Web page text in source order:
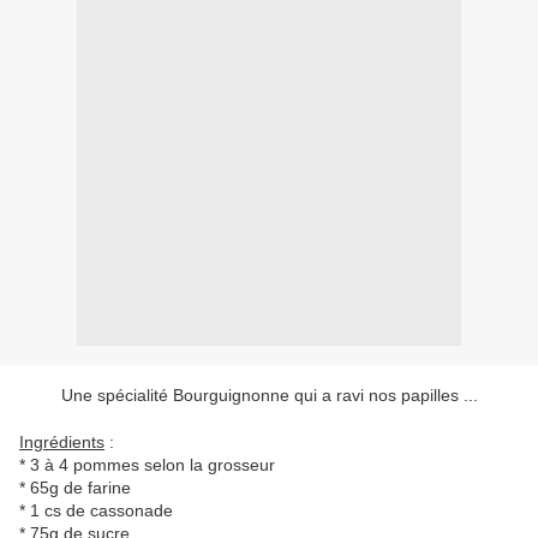
Une spécialité Bourguignonne qui a ravi nos papilles ...
Ingrédients :
* 3 à 4 pommes selon la grosseur
* 65g de farine
* 1 cs de cassonade
* 75g de sucre